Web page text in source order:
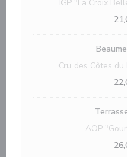
IGP "La Croix
Cru des Côtes
AOP